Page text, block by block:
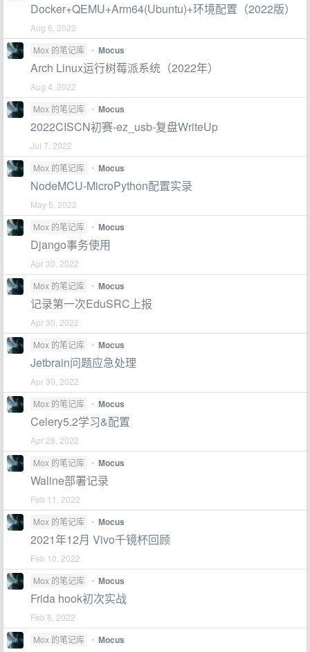
Docker+QEMU+Arm64(Ubuntu)+环境配置（2022版）
Aug 6, 2022
Mox 的笔记库
• Mocus
Arch Linux运行树莓派系统（2022年）
Aug 4, 2022
Mox 的笔记库
• Mocus
2022CISCN初赛-ez_usb-复盘WriteUp
Jul 7, 2022
Mox 的笔记库
• Mocus
NodeMCU-MicroPython配置实录
May 5, 2022
Mox 的笔记库
• Mocus
Django事务使用
Apr 30, 2022
Mox 的笔记库
• Mocus
记录第一次EduSRC上报
Apr 30, 2022
Mox 的笔记库
• Mocus
Jetbrain问题应急处理
Apr 30, 2022
Mox 的笔记库
• Mocus
Celery5.2学习&配置
Apr 28, 2022
Mox 的笔记库
• Mocus
Waline部署记录
Feb 11, 2022
Mox 的笔记库
• Mocus
2021年12月 Vivo千镜杯回顾
Feb 10, 2022
Mox 的笔记库
• Mocus
Frida hook初次实战
Feb 8, 2022
Mox 的笔记库
• Mocus